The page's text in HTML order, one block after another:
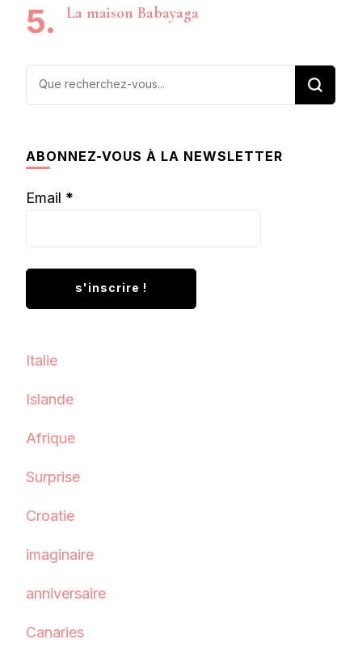
La maison Babayaga
Vous
ABONNEZ-VOUS À LA NEWSLETTER
Email *
Italie
Islande
Afrique
Surprise
Croatie
imaginaire
anniversaire
Canaries